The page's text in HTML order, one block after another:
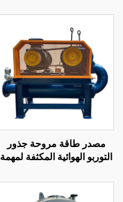
مصدر طاقة مروحة جذور
التوربو الهوائية المكثفة لمهمة